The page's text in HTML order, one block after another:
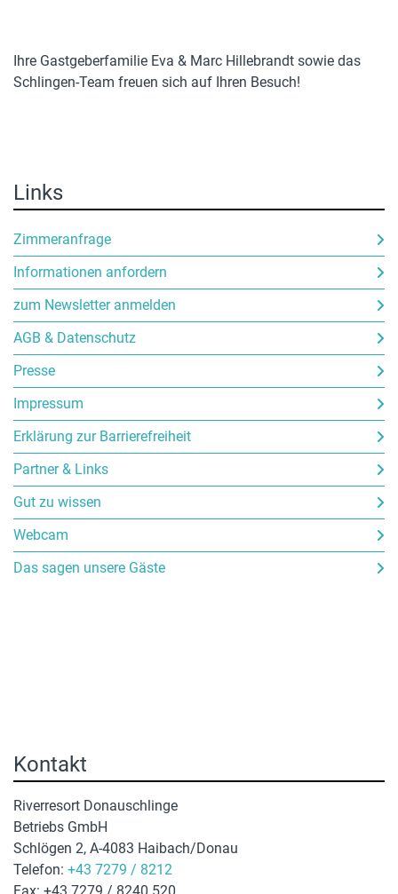
Ihre Gastgeberfamilie Eva & Marc Hillebrandt sowie das
Schlingen-Team freuen sich auf Ihren Besuch!
Links
Zimmeranfrage
Informationen anfordern
zum Newsletter anmelden
AGB & Datenschutz
Presse
Impressum
Erklärung zur Barrierefreiheit
Partner & Links
Gut zu wissen
Webcam
Das sagen unsere Gäste
Kontakt
Riverresort Donauschlinge
Betriebs GmbH
Schlögen 2, A-4083 Haibach/Donau
Telefon: +43 7279 / 8212